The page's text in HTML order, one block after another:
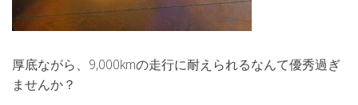
厚底ながら、9,000kmの走行に耐えられるなんて優秀過ぎ
ませんか？